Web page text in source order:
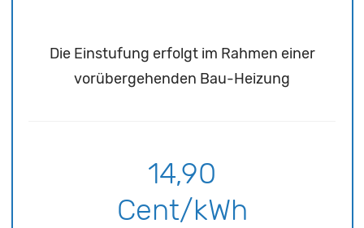
Die Einstufung erfolgt im Rahmen einer
vorübergehenden Bau-Heizung
14,90
Cent/kWh